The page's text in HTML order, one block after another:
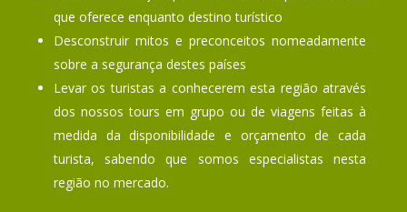
que oferece enquanto destino turístico
Desconstruir mitos e preconceitos nomeadamente
sobre a segurança destes países
Levar os turistas a conhecerem esta região através
dos nossos tours em grupo ou de viagens feitas à
medida da disponibilidade e orçamento de cada
turista, sabendo que somos especialistas nesta
região no mercado.